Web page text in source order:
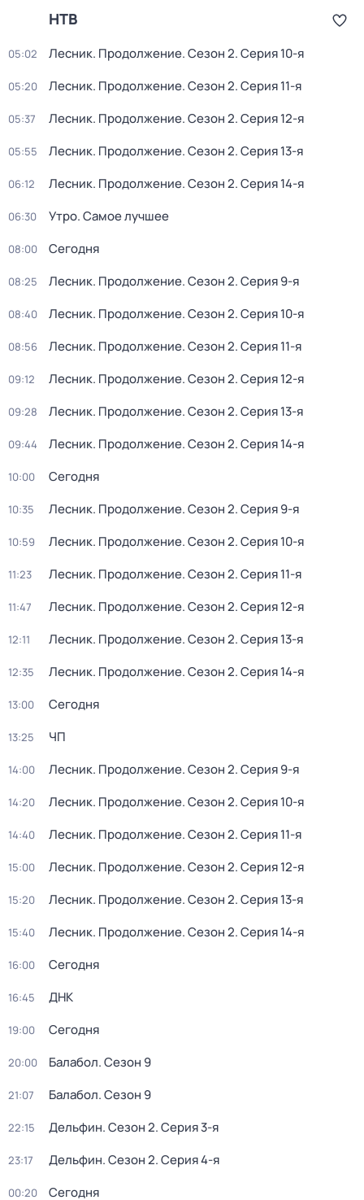
НТВ
05:02 Лесник. Продолжение. Сезон 2. Серия 10-я
05:20 Лесник. Продолжение. Сезон 2. Серия 11-я
05:37 Лесник. Продолжение. Сезон 2. Серия 12-я
05:55 Лесник. Продолжение. Сезон 2. Серия 13-я
06:12 Лесник. Продолжение. Сезон 2. Серия 14-я
06:30 Утро. Самое лучшее
08:00 Сегодня
08:25 Лесник. Продолжение. Сезон 2. Серия 9-я
08:40 Лесник. Продолжение. Сезон 2. Серия 10-я
08:56 Лесник. Продолжение. Сезон 2. Серия 11-я
09:12 Лесник. Продолжение. Сезон 2. Серия 12-я
09:28 Лесник. Продолжение. Сезон 2. Серия 13-я
09:44 Лесник. Продолжение. Сезон 2. Серия 14-я
10:00 Сегодня
10:35 Лесник. Продолжение. Сезон 2. Серия 9-я
10:59 Лесник. Продолжение. Сезон 2. Серия 10-я
11:23 Лесник. Продолжение. Сезон 2. Серия 11-я
11:47 Лесник. Продолжение. Сезон 2. Серия 12-я
12:11 Лесник. Продолжение. Сезон 2. Серия 13-я
12:35 Лесник. Продолжение. Сезон 2. Серия 14-я
13:00 Сегодня
13:25 ЧП
14:00 Лесник. Продолжение. Сезон 2. Серия 9-я
14:20 Лесник. Продолжение. Сезон 2. Серия 10-я
14:40 Лесник. Продолжение. Сезон 2. Серия 11-я
15:00 Лесник. Продолжение. Сезон 2. Серия 12-я
15:20 Лесник. Продолжение. Сезон 2. Серия 13-я
15:40 Лесник. Продолжение. Сезон 2. Серия 14-я
16:00 Сегодня
16:45 ДНК
19:00 Сегодня
20:00 Балабол. Сезон 9
21:07 Балабол. Сезон 9
22:15 Дельфин. Сезон 2. Серия 3-я
23:17 Дельфин. Сезон 2. Серия 4-я
00:20 Сегодня